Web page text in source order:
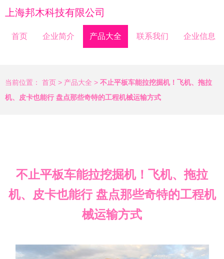
上海邦木科技有限公司
首页 企业简介 产品大全 联系我们 企业信息
当前位置： 首页 > 产品大全 > 不止平板车能拉挖掘机！飞机、拖拉
机、皮卡也能行 盘点那些奇特的工程机械运输方式
不止平板车能拉挖掘机！飞机、拖拉
机、皮卡也能行 盘点那些奇特的工程机
械运输方式